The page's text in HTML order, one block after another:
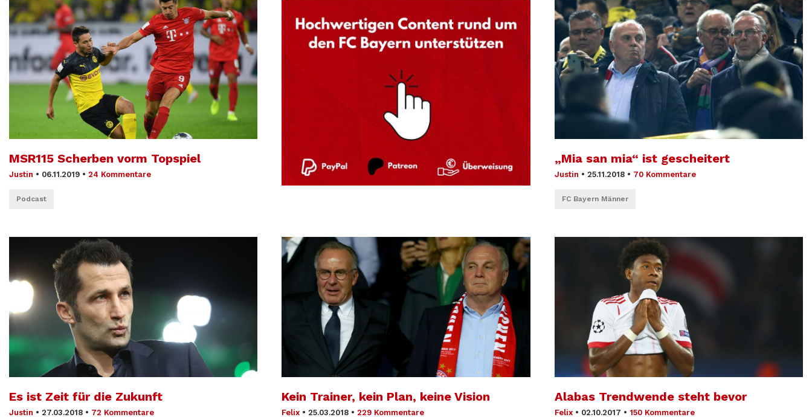
MSR115 Scherben vorm Topspiel
Justin • 06.11.2019 • 24 Kommentare
Podcast
„Mia san mia“ ist gescheitert
Justin • 25.11.2018 • 70 Kommentare
FC Bayern Männer
Es ist Zeit für die Zukunft
Justin • 27.03.2018 • 72 Kommentare
Kein Trainer, kein Plan, keine Vision
Felix • 25.03.2018 • 229 Kommentare
Alabas Trendwende steht bevor
Felix • 02.10.2017 • 150 Kommentare